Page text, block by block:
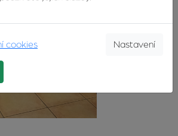
cookies Nastavení